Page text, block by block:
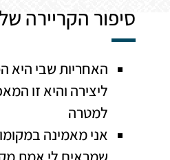
סיפור הקריירה
האחריות שבי היא
ליצירה והיא זו
למטרה
אני מאמינה